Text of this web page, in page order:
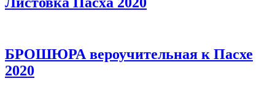
БРОШЮРА вероучительная к Пасхе
2020